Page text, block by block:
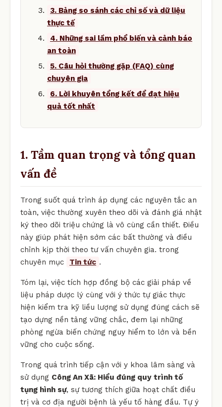
3. Bảng so sánh các chỉ số và dữ liệu
thực tế
4. Những sai lầm phổ biến và cảnh báo
an toàn
5. Câu hỏi thường gặp (FAQ) cùng
chuyên gia
6. Lời khuyên tổng kết để đạt hiệu
quả tốt nhất
1. Tầm quan trọng và tổng quan
vấn đề
Trong suốt quá trình áp dụng các nguyên tắc an
toàn, việc thường xuyên theo dõi và đánh giá nhật
ký theo dõi triệu chứng là vô cùng cần thiết. Điều
này giúp phát hiện sớm các bất thường và điều
chỉnh kịp thời theo tư vấn chuyên gia. trong
chuyên mục
Tin tức .
Tóm lại, việc tích hợp đồng bộ các giải pháp về
liệu pháp dược lý cùng với ý thức tự giác thực
hiện kiểm tra kỹ liều lượng sử dụng đúng cách sẽ
tạo dựng nền tảng vững chắc, đem lại những
phòng ngừa biến chứng nguy hiểm to lớn và bền
vững cho cuộc sống.
Trong quá trình tiếp cận với y khoa lâm sàng và
sử dụng Công An Xã: Hiểu đúng quy trình tố
tụng hình sự, sự tương thích giữa hoạt chất điều
trị và cơ địa người bệnh là yếu tố hàng đầu. Tự ý